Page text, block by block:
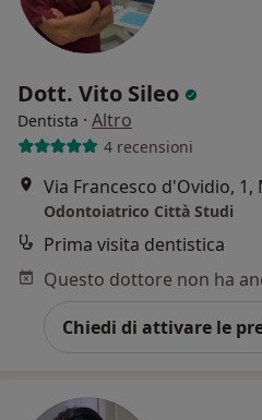
Dott. Vito Sileo
Dentista · Altro
4 recensioni
Via Francesco d'Ovidio, 1,
Odontoiatrico Città Studi
Prima visita dentistica
Chiedi di attivare le